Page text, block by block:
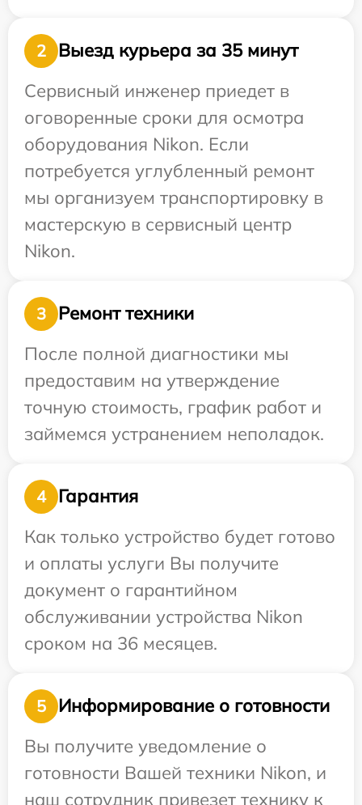
2
Выезд курьера за 35 минут
Сервисный инженер приедет в
оговоренные сроки для осмотра
оборудования Nikon. Если
потребуется углубленный ремонт
мы организуем транспортировку в
мастерскую в сервисный центр
Nikon.
3
Ремонт техники
После полной диагностики мы
предоставим на утверждение
точную стоимость, график работ и
займемся устранением неполадок.
4
Гарантия
Как только устройство будет готово
и оплаты услуги Вы получите
документ о гарантийном
обслуживании устройства Nikon
сроком на 36 месяцев.
5
Информирование о готовности
Вы получите уведомление о
готовности Вашей техники Nikon, и
наш сотрудник привезет технику к